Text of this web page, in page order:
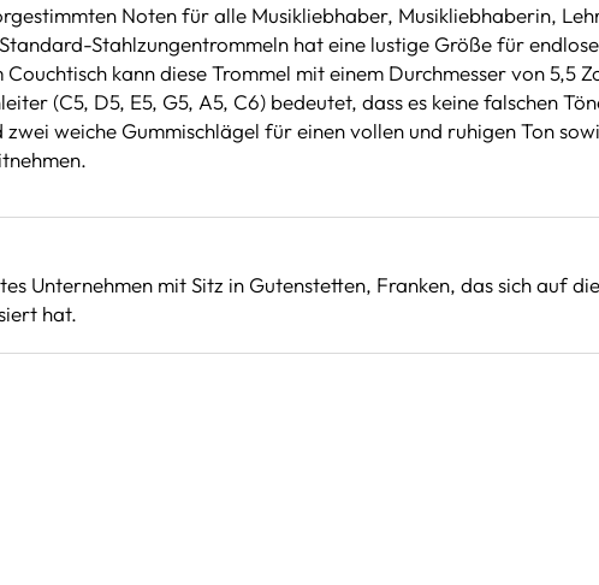
Noten für alle Musikliebhaber, Musikliebhaberin,
Stahlzungentrommeln hat eine lustige Größe für
kann diese Trommel mit einem Durchmesser von 5,5
(C5, D5, E5, G5, A5, C6) bedeutet, dass es keine falschen
weiche Gummischlägel für einen vollen und ruhigen Ton
Unternehmen mit Sitz in Gutenstetten, Franken, das sich auf
hat.